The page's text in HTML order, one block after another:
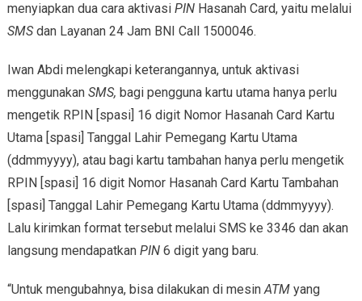
menyiapkan dua cara aktivasi PINHasanah Card, yaitu melalui
SMS dan Layanan 24 Jam BNI Call 1500046.
Iwan Abdi melengkapi keterangannya, untuk aktivasi
menggunakan SMS, bagi pengguna kartu utama hanya perlu
mengetik RPIN [spasi] 16 digit Nomor Hasanah Card Kartu
Utama [spasi] Tanggal Lahir Pemegang Kartu Utama
(ddmmyyyy), atau bagi kartu tambahan hanya perlu mengetik
RPIN [spasi] 16 digit Nomor Hasanah Card Kartu Tambahan
[spasi] Tanggal Lahir Pemegang Kartu Utama (ddmmyyyy).
Lalu kirimkan format tersebut melalui SMS ke 3346 dan akan
langsung mendapatkan PIN 6 digit yang baru.
“Untuk mengubahnya, bisa dilakukan di mesinATM yang